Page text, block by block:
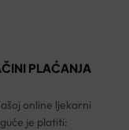
PLAĆANJA
online ljekarni
je platiti: